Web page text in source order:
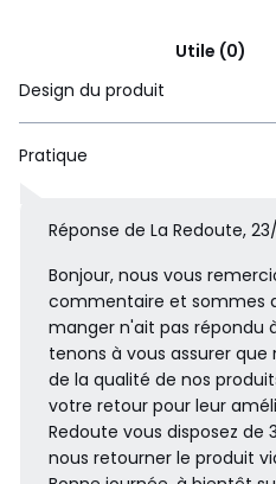
Utile (0)
Design du produit
Pratique
Réponse de La Redoute,
Bonjour, nous vous
commentaire et sommes
manger n'ait pas répondu
tenons à vous assurer
de la qualité de nos
votre retour pour leur
Redoute vous disposez de
nous retourner le produit